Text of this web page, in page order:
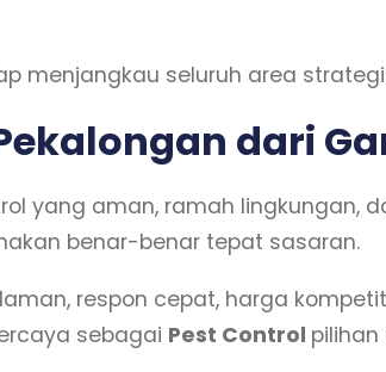
menjangkau seluruh area
dari
yang aman, ramah lingkungan,
benar-benar tepat sasaran.
respon cepat, harga
sebagai Pest Control